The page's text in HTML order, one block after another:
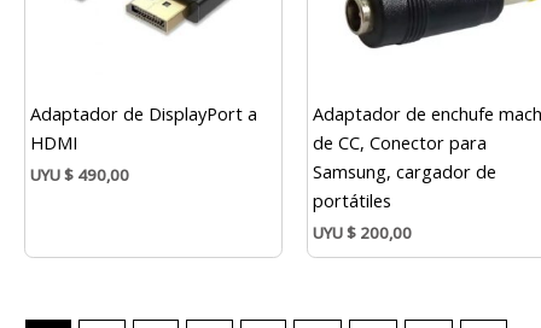
Adaptador de DisplayPort a
HDMI
UYU$ 490,00
Adaptador de enchufe
de CC, Conector para
Samsung, cargador de
portátiles
UYU$ 200,00